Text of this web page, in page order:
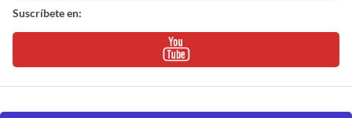
Suscríbete en: